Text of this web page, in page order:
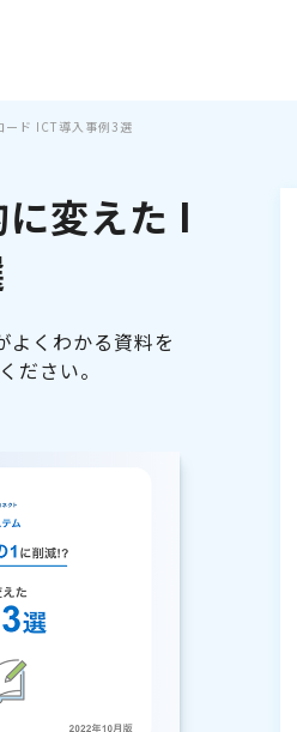
ード ICT導入事例3選
変えた I
よくわかる資料を
ださい。